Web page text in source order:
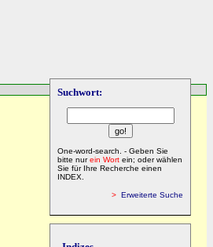
Suchwort:
One-word-search. - Geben Sie
bitte nurein Wort ein; oder wählen
Sie für Ihre Recherche einen
INDEX.
> Erweiterte Suche